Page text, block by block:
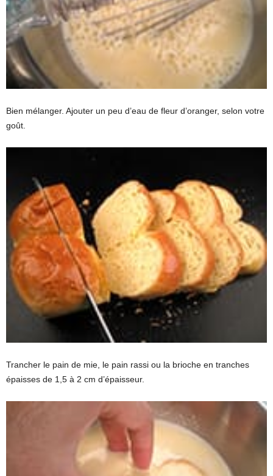
Bien mélanger. Ajouter un peu d’eau de fleur d’oranger, selon votre
goût.
Trancher le pain de mie, le pain rassi ou la brioche en tranches
épaisses de 1,5 à 2 cm d’épaisseur.